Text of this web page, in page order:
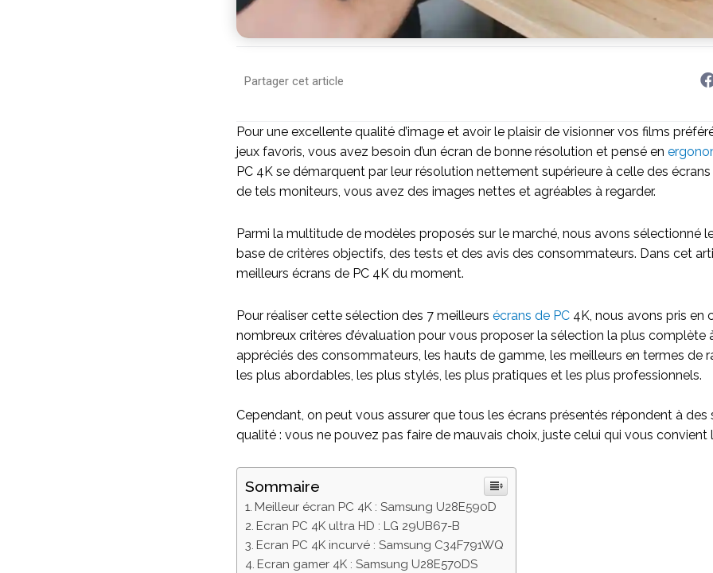
Partager cet article
Pour une excellente qualité d’image et avoir le plaisir de visionner vos films
jeux favoris, vous avez besoin d’un écran de bonne résolution et pensé en
PC 4K se démarquent par leur résolution nettement supérieure à celle des
de tels moniteurs, vous avez des images nettes et agréables à regarder.
Parmi la multitude de modèles proposés sur le marché, nous avons sélectionné
base de critères objectifs, des tests et des avis des consommateurs. Dans cet
meilleurs écrans de PC 4K du moment.
Pour réaliser cette sélection des 7 meilleurs écrans de PC 4K, nous avons pris en
nombreux critères d’évaluation pour vous proposer la sélection la plus complète
appréciés des consommateurs, les hauts de gamme, les meilleurs en termes de
les plus abordables, les plus stylés, les plus pratiques et les plus professionnels.
Cependant, on peut vous assurer que tous les écrans présentés répondent à
qualité : vous ne pouvez pas faire de mauvais choix, juste celui qui vous convient
Sommaire
Meilleur écran PC 4K : Samsung U28E590D
Ecran PC 4K ultra HD : LG 29UB67-B
Ecran PC 4K incurvé : Samsung C34F791WQ
Ecran gamer 4K : Samsung U28E570DS